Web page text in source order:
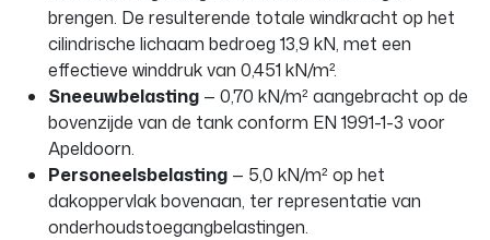
brengen. De resulterende totale windkracht op het
cilindrische lichaam bedroeg 13,9 kN, met een
effectieve winddruk van 0,451 kN/m².
Sneeuwbelasting — 0,70 kN/m² aangebracht op de
bovenzijde van de tank conform EN 1991-1-3 voor
Apeldoorn.
Personeelsbelasting — 5,0 kN/m² op het
dakoppervlak bovenaan, ter representatie van
onderhoudstoegangbelastingen.